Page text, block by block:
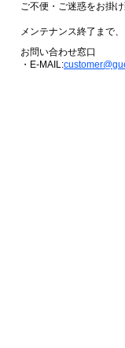
ご不便・ご迷惑をお掛
メンテナンス終了まで
お問い合わせ窓口
・E-MAIL: